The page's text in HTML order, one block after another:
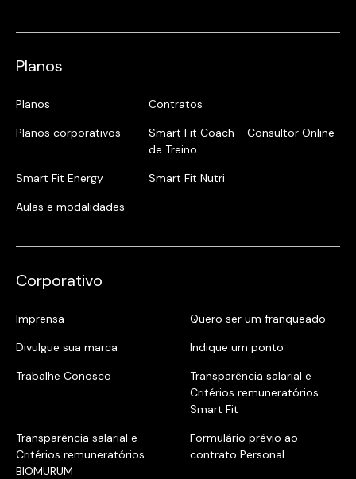
Planos
Planos
Contratos
Planos corporativos
Smart Fit Coach - Consultor Online
de Treino
Smart Fit Energy
Smart Fit Nutri
Aulas e modalidades
Corporativo
Imprensa
Quero ser um franqueado
Divulgue sua marca
Indique um ponto
Trabalhe Conosco
Transparência salarial e
Critérios remuneratórios
Smart Fit
Transparência salarial e
Critérios remuneratórios
BIOMURUM
Formulário prévio ao
contrato Personal